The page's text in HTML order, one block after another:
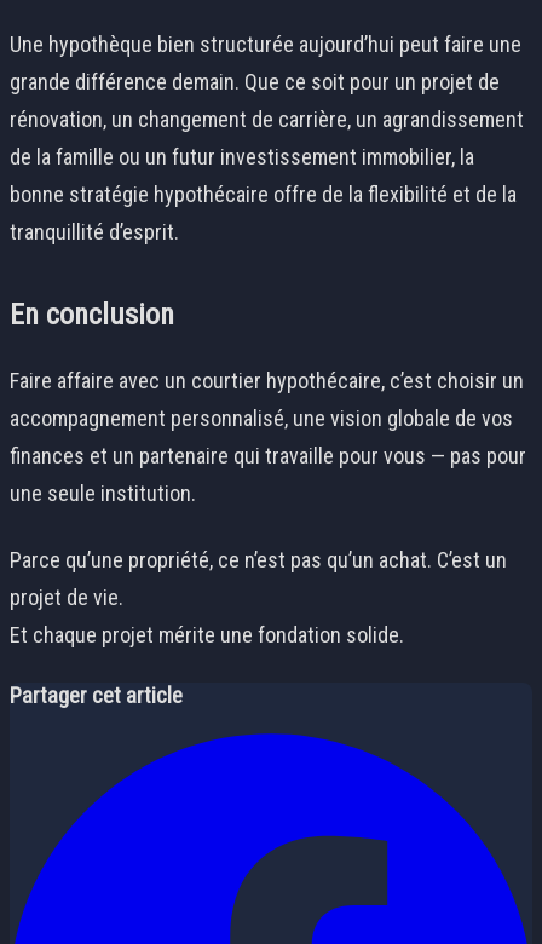
Une hypothèque bien structurée aujourd’hui peut faire une
grande différence demain. Que ce soit pour un projet de
rénovation, un changement de carrière, un agrandissement
de la famille ou un futur investissement immobilier, la
bonne stratégie hypothécaire offre de la flexibilité et de la
tranquillité d’esprit.
En conclusion
Faire affaire avec un courtier hypothécaire, c’est choisir un
accompagnement personnalisé, une vision globale de vos
finances et un partenaire qui travaille pour vous — pas pour
une seule institution.
Parce qu’une propriété, ce n’est pas qu’un achat. C’est un
projet de vie.
Et chaque projet mérite une fondation solide.
Partager cet article